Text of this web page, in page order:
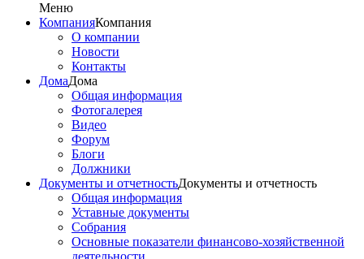
Меню
КомпанияКомпания
О компании
Новости
Контакты
ДомаДома
Общая информация
Фотогалерея
Видео
Форум
Блоги
Должники
Документы и отчетностьДокументы и отчетность
Общая информация
Уставные документы
Собрания
Основные показатели финансово-хозяйственной
деятельности